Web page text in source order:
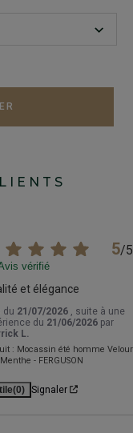
5/5
vérifié
et élégance
du 21/07/2026
, suite à une
du 21/06/2026 par
L.
: Mocassin été homme
- FERGUSON
(0) Signaler